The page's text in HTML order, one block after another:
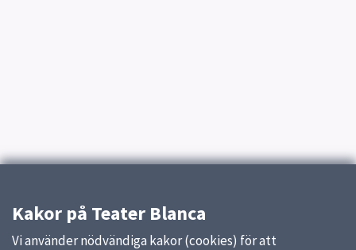
Kakor på Teater Blanca
Vi använder nödvändiga kakor (cookies) för att